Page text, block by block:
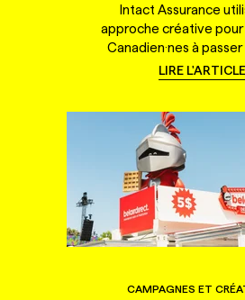
Intact Assurance
approche créative pour
Canadien·nes à
LIRE L'ARTICLE
CAMPAGNES ET